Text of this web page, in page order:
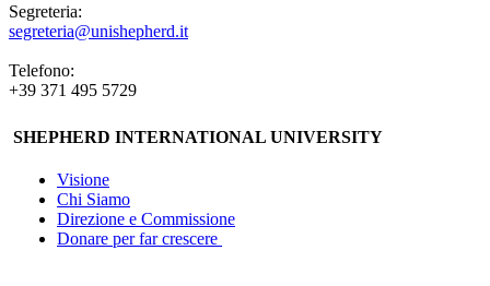
Segreteria:
segreteria@unishepherd.it
Telefono:
+39 371 495 5729
SHEPHERD INTERNATIONAL UNIVERSITY
Visione
Chi Siamo
Direzione e Commissione
Donare per far crescere